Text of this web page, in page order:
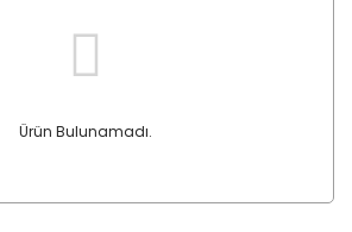
Ürün Bulunamadı.